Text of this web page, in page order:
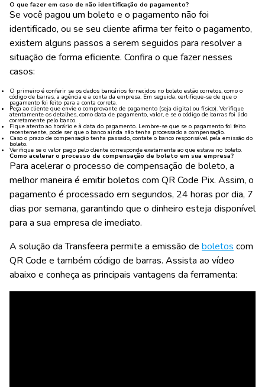
O que fazer em caso de não identificação do pagamento?
Se você pagou um boleto e o pagamento não foi
identificado, ou se seu cliente afirma ter feito o pagamento,
existem alguns passos a serem seguidos para resolver a
situação de forma eficiente. Confira o que fazer nesses
casos:
O primeiro é conferir se os dados bancários fornecidos no boleto estão corretos, como o
código de barras, a agência e a conta da empresa. Em seguida, certifique-se de que o
pagamento foi feito para a conta correta.
Peça ao cliente que envie o comprovante de pagamento (seja digital ou físico). Verifique
atentamente os detalhes, como data de pagamento, valor, e se o código de barras foi lido
corretamente pelo banco.
Fique atento ao horário e à data do pagamento. Lembre-se que se o pagamento foi feito
recentemente, pode ser que o banco ainda não tenha processado a compensação.
Caso o prazo de compensação tenha passado, contate o banco responsável pela emissão do
boleto.
Verifique se o valor pago pelo cliente corresponde exatamente ao que estava no boleto.
Como acelerar o processo de compensação de boleto em sua empresa?
Para acelerar o processo de compensação de boleto, a
melhor maneira é emitir boletos com QR Code Pix. Assim, o
pagamento é processado em segundos, 24 horas por dia, 7
dias por semana, garantindo que o dinheiro esteja disponível
para a sua empresa de imediato.
A solução da Transfeera permite a emissão de boletos com
QR Code e também código de barras. Assista ao vídeo
abaixo e conheça as principais vantagens da ferramenta: